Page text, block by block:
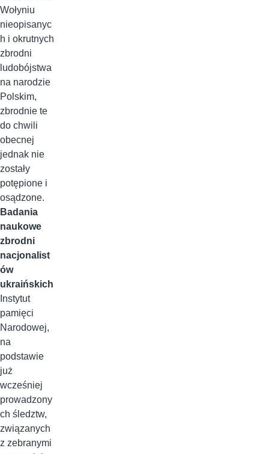
Wołyniu
nieopisanyc
h i okrutnych
zbrodni
ludobójstwa
na narodzie
Polskim,
zbrodnie te
do chwili
obecnej
jednak nie
zostały
potępione i
osądzone.
Badania
naukowe
zbrodni
nacjonalist
ów
ukraińskich
Instytut
pamięci
Narodowej,
na
podstawie
już
wcześniej
prowadzony
ch śledztw,
związanych
z zebranymi